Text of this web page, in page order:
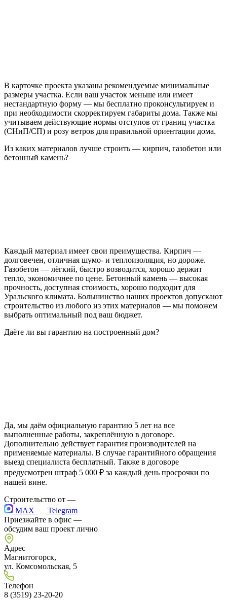
В карточке проекта указаны рекомендуемые минимальные
размеры участка. Если ваш участок меньше или имеет
нестандартную форму — мы бесплатно проконсультируем и
при необходимости скорректируем габариты дома. Также мы
учитываем действующие нормы отступов от границ участка
(СНиП/СП) и розу ветров для правильной ориентации дома.
Из каких материалов лучше строить — кирпич, газобетон или
бетонный камень?
Каждый материал имеет свои преимущества. Кирпич —
долговечен, отличная шумо- и теплоизоляция, но дороже.
Газобетон — лёгкий, быстро возводится, хорошо держит
тепло, экономичнее по цене. Бетонный камень — высокая
прочность, доступная стоимость, хорошо подходит для
Уральского климата. Большинство наших проектов допускают
строительство из любого из этих материалов — мы поможем
выбрать оптимальный под ваш бюджет.
Даёте ли вы гарантию на построенный дом?
Да, мы даём официальную гарантию 5 лет на все
выполненные работы, закреплённую в договоре.
Дополнительно действует гарантия производителей на
применяемые материалы. В случае гарантийного обращения
выезд специалиста бесплатный. Также в договоре
предусмотрен штраф 5 000 ₽ за каждый день просрочки по
нашей вине.
Строительство от —
MAX
Telegram
Приезжайте в офис —
обсудим ваш проект лично
Адрес
Магнитогорск,
ул. Комсомольская, 5
Телефон
8 (3519) 23-20-20